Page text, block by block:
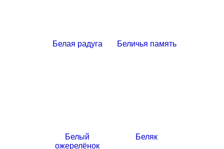
Белая радуга Беличья память
Белый
ожерелёнок
Беляк